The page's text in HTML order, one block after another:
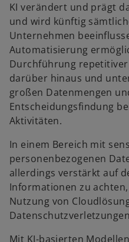
KI verändert und prägt
und wird künftig
Unternehmen
Automatisierung
Durchführung repetitiver
darüber hinaus und
großen Datenmengen
Entscheidungsfindung
Aktivitäten.
In einem Bereich mit
personenbezogenen
allerdings verstärkt auf
Informationen zu
Nutzung von
Mit KI-basierten